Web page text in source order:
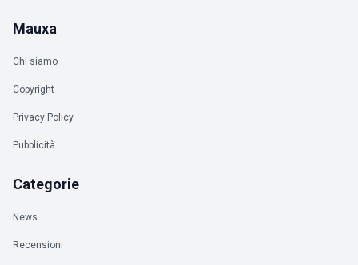
Mauxa
Chi siamo
Copyright
Privacy Policy
Pubblicità
Categorie
News
Recensioni